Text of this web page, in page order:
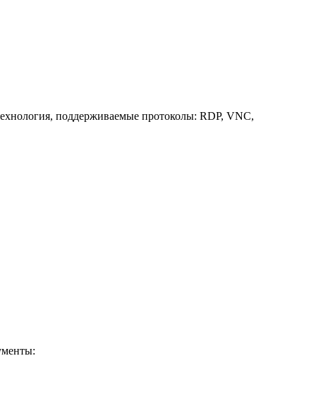
поддерживаемые протоколы: RDP, VNC,